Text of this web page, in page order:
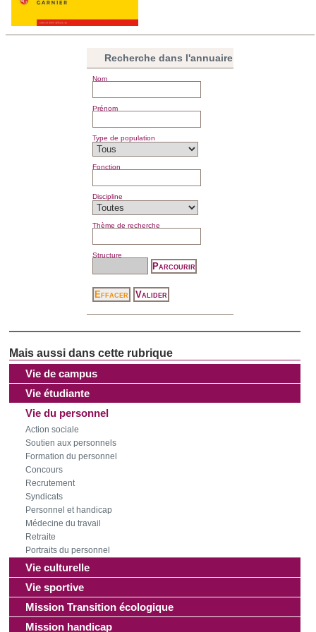
Vie de campus
Vie étudiante
Vie du personnel
Action sociale
Soutien aux personnels
Formation du personnel
Concours
Recrutement
Syndicats
Personnel et handicap
Médecine du travail
Retraite
Portraits du personnel
Vie culturelle
Vie sportive
Mission Transition écologique
Mission handicap
Recherche dans l'annuaire
Nom
Prénom
Type de population
Fonction
Discipline
Thème de recherche
Structure